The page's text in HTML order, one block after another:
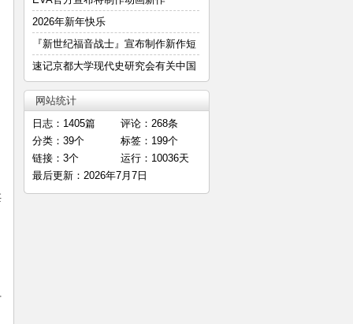
2026年新年快乐
『新世纪福音战士』宣布制作新作短
篇
速记京都大学现代史研究会有关中国
E
网站统计
日志：1405篇
评论：268条
分类：39个
标签：199个
链接：3个
运行：10036天
最后更新：2026年7月7日